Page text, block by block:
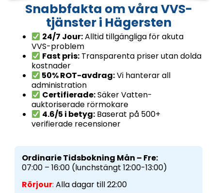
Snabbfakta om våra VVS-
tjänster i Hägersten
24/7 Jour:Alltid tillgängliga för akuta
VVS-problem
Fast pris: Transparenta priser utan dolda
kostnader
50% ROT-avdrag:Vi hanterar all
administration
Certifierade:Säker Vatten-
auktoriserade rörmokare
4.6/5 i betyg: Baserat på 500+
verifierade recensioner
Ordinarie Tidsbokning Mån – Fre:
07:00 – 16:00 (lunchstängt 12:00-13:00)
Rörjour: Alla dagar till 22:00